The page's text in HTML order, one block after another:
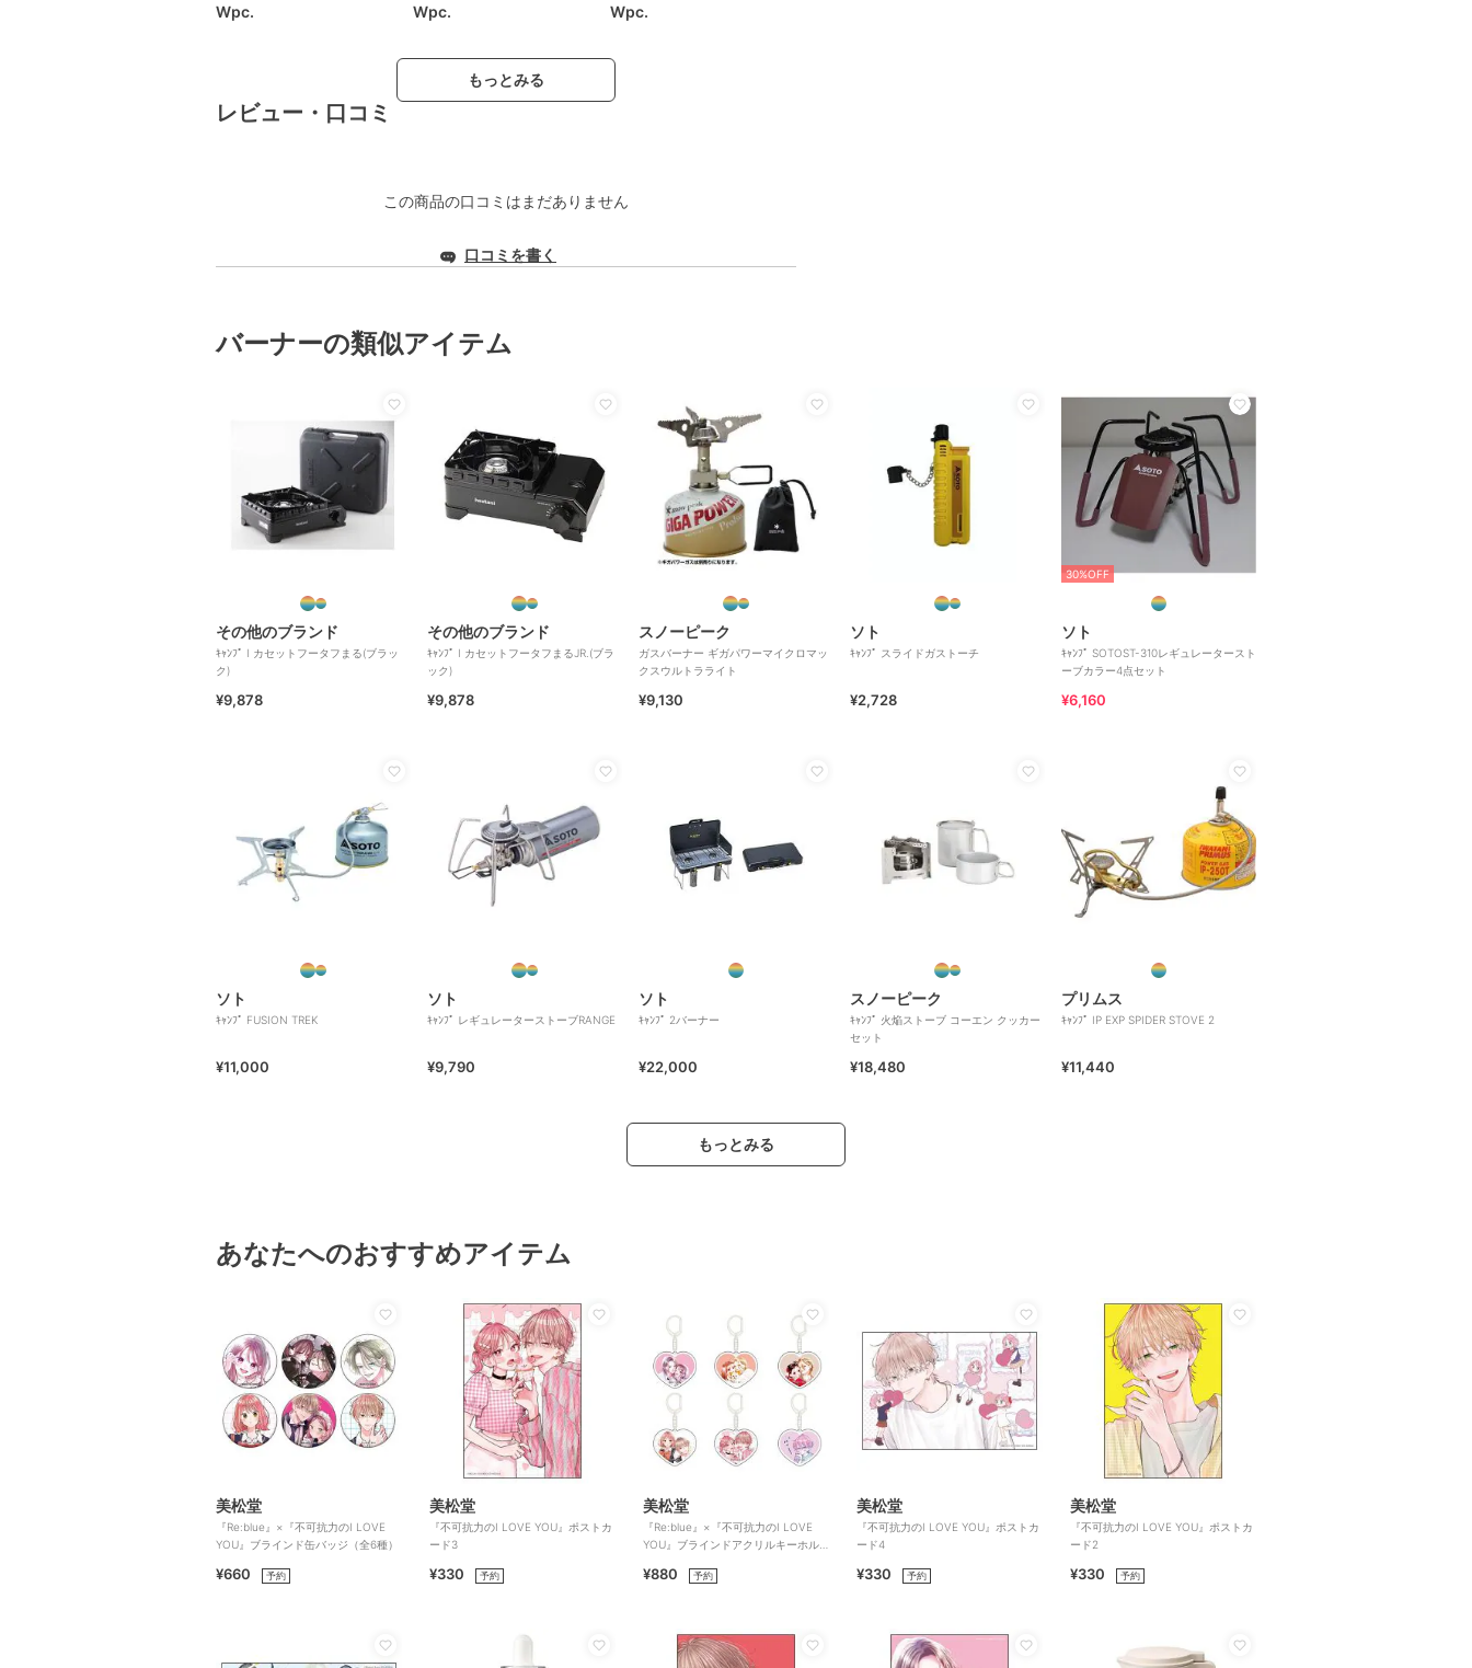
Wpc. Wpc. Wpc.
もっとみる
レビュー・口コミ
この商品の口コミはまだありません
口コミを書く
バーナーの類似アイテム
その他のブランド
ｷｬﾝﾌﾟ I カセットフータフまる(ブラッ
ク)
¥9,878
その他のブランド
ｷｬﾝﾌﾟ I カセットフータフまるJR.(ブラ
ック)
¥9,878
スノーピーク
ガスバーナー ギガパワーマイクロマッ
クスウルトラライト
¥9,130
ソト
ｷｬﾝﾌﾟ スライドガストーチ
¥2,728
30%OFF
ソト
ｷｬﾝﾌﾟ SOTOST-310レギュレータースト
ーブカラー4点セット
¥6,160
ソト
ｷｬﾝﾌﾟ FUSION TREK
¥11,000
ソト
ｷｬﾝﾌﾟ レギュレーターストーブRANGE
¥9,790
ソト
ｷｬﾝﾌﾟ 2バーナー
¥22,000
スノーピーク
ｷｬﾝﾌﾟ 火焔ストーブ コーエン クッカー
セット
¥18,480
プリムス
ｷｬﾝﾌﾟ IP EXP SPIDER STOVE 2
¥11,440
もっとみる
あなたへのおすすめアイテム
美松堂
『Re:blue』×『不可抗力のI LOVE
YOU』ブラインド缶バッジ（全6種）
¥660 予約
美松堂
『不可抗力のI LOVE YOU』ポストカ
ード3
¥330 予約
美松堂
『Re:blue』×『不可抗力のI LOVE
YOU』ブラインドアクリルキーホル
¥880 予約
美松堂
『不可抗力のI LOVE YOU』ポストカ
ード4
¥330 予約
美松堂
『不可抗力のI LOVE YOU』ポストカ
ード2
¥330 予約